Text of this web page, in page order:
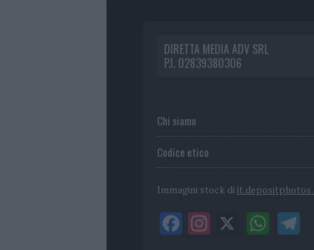
DIRETTA MEDIA ADV SRL
P.I. 02839380306
Chi siamo
Codice etico
Immagini stock di